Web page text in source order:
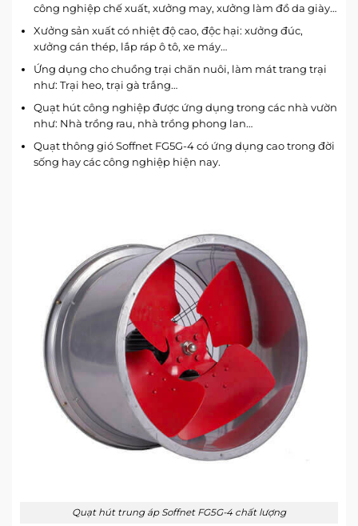
công nghiệp chế xuất, xưởng may, xưởng làm đồ da giày…
Xưởng sản xuất có nhiệt độ cao, độc hại: xưởng đúc,
xưởng cán thép, lắp ráp ô tô, xe máy…
Ứng dụng cho chuồng trại chăn nuôi, làm mát trang trại
như: Trại heo, trại gà trắng…
Quạt hút công nghiệp được ứng dụng trong các nhà vườn
như: Nhà trồng rau, nhà trồng phong lan…
Quạt thông gió Soffnet FG5G-4 có ứng dụng cao trong đời
sống hay các công nghiệp hiện nay.
Quạt hút trung áp Soffnet FG5G-4 chất lượng